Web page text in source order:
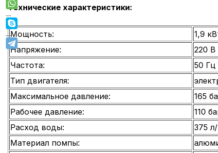
Технические характеристики:
Мощность:
1,9
Напряжение:
220 В
Частота:
50 Гц
Тип двигателя:
Максимальное давление:
165
Рабочее давление:
110
Расход воды:
375
Материал помпы: